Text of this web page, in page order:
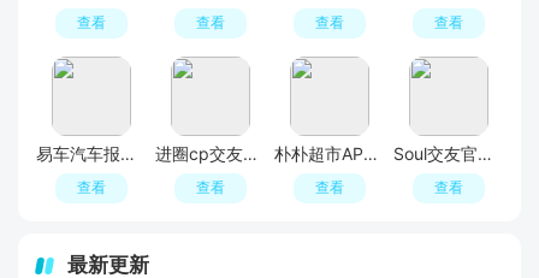
查看 查看 查看 查看
易车汽车报价APP官方正版
查看
进圈cp交友软件手机版
查看
朴朴超市APP最新版本
查看
Soul交友官方APP最新版
查看
最新更新